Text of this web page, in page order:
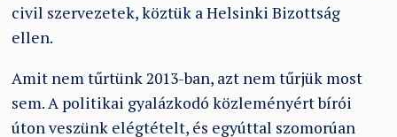
civil szervezetek, köztük a Helsinki Bizottság
ellen.
Amit nem tűrtünk 2013-ban, azt nem tűrjük most
sem. A politikai gyalázkodó közleményért bírói
úton veszünk elégtételt, és egyúttal szomorúan